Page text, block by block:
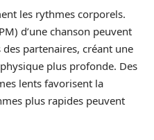
les rythmes corporels.
d’une chanson peuvent
partenaires, créant une
plus profonde. Des
lents favorisent la
plus rapides peuvent